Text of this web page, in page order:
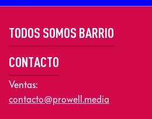
TODOS SOMOS BARRIO
CONTACTO
Ventas:
contacto@prowell.media